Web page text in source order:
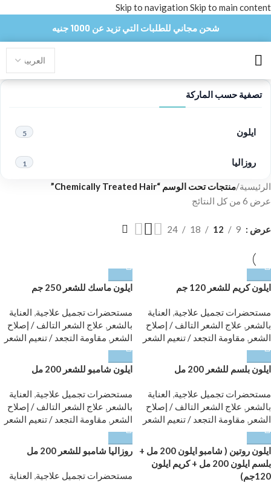
Skip to navigation Skip to main content
شحن مجاني للطلبات التي تزيد عن 1000 جنيه
تصفية حسب الماركة
ايلون 5
روزاليا 1
الرئيسية/منتجات تحت الوسم “Chemically Treated Hair”
عرض ⁦6⁩ من كل النتائج
عرض 9
12
18
24
ايلون كريم للشعر 120 جم
مستحضرات تجميل علاجية, العناية
بالشعر , علاج الشعر التالف / إصلاح
الشعر , مقاومة التجعد / تنعيم الشعر
ايلون ماسك للشعر 250 جم
مستحضرات تجميل علاجية, العناية
بالشعر , علاج الشعر التالف / إصلاح
الشعر , مقاومة التجعد / تنعيم الشعر
ايلون بلسم للشعر 200 مل
مستحضرات تجميل علاجية, العناية
بالشعر , علاج الشعر التالف / إصلاح
الشعر , مقاومة التجعد / تنعيم الشعر
ايلون شامبو للشعر 200 مل
مستحضرات تجميل علاجية, العناية
بالشعر , علاج الشعر التالف / إصلاح
الشعر , مقاومة التجعد / تنعيم الشعر
ايلون روتين ( شامبو ايلون 200 مل +
بلسم ايلون 200 مل + كريم ايلون
120جم)
روزاليا شامبو للشعر 200 مل
مستحضرات تجميل علاجية, العناية